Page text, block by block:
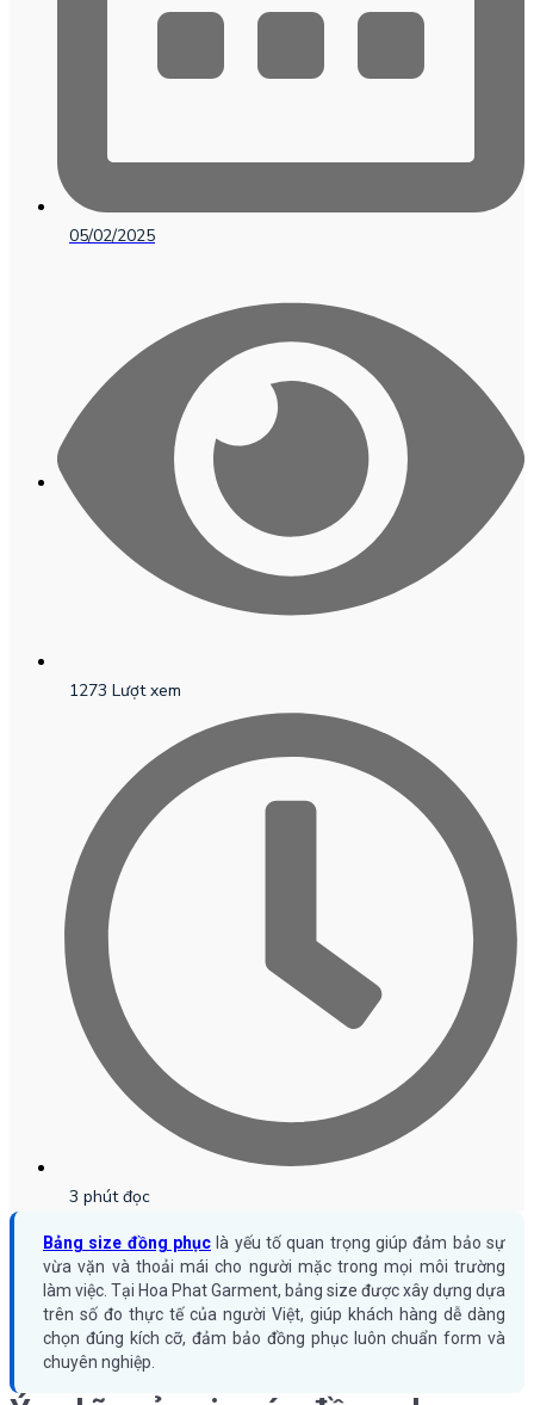
05/02/2025
1273 Lượt xem
3 phút đọc
Bảng size đồng phục là yếu tố quan trọng giúp đảm bảo sự
vừa vặn và thoải mái cho người mặc trong mọi môi trường
làm việc. Tại Hoa Phat Garment, bảng size được xây dựng dựa
trên số đo thực tế của người Việt, giúp khách hàng dễ dàng
chọn đúng kích cỡ, đảm bảo đồng phục luôn chuẩn form và
chuyên nghiệp.